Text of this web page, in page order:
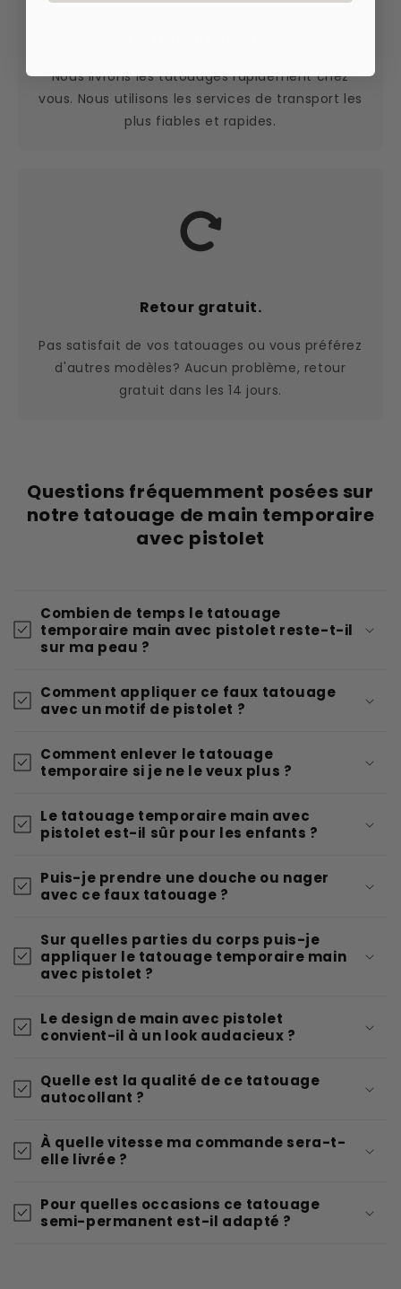
Nous livrons les tatouages rapidement chez
vous. Nous utilisons les services de transport les
plus fiables et rapides.
Retour gratuit.
Pas satisfait de vos tatouages ou vous préférez
d'autres modèles? Aucun problème, retour
gratuit dans les 14 jours.
Questions fréquemment posées sur
notre tatouage de main temporaire
avec pistolet
Combien de temps le tatouage
temporaire main avec pistolet reste-t-il
sur ma peau ?
Comment appliquer ce faux tatouage
avec un motif de pistolet ?
Comment enlever le tatouage
temporaire si je ne le veux plus ?
Le tatouage temporaire main avec
pistolet est-il sûr pour les enfants ?
Puis-je prendre une douche ou nager
avec ce faux tatouage ?
Sur quelles parties du corps puis-je
appliquer le tatouage temporaire main
avec pistolet ?
Le design de main avec pistolet
convient-il à un look audacieux ?
Quelle est la qualité de ce tatouage
autocollant ?
À quelle vitesse ma commande sera-t-
elle livrée ?
Pour quelles occasions ce tatouage
semi-permanent est-il adapté ?